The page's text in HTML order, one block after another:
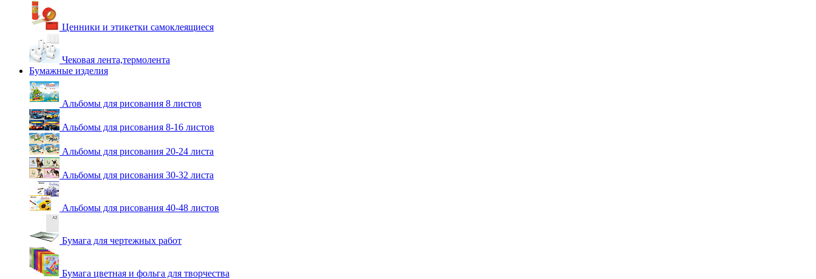
Ценники и этикетки самоклеящиеся
Чековая лента,термолента
Бумажные изделия
Альбомы для рисования 8 листов
Альбомы для рисования 8-16 листов
Альбомы для рисования 20-24 листа
Альбомы для рисования 30-32 листа
Альбомы для рисования 40-48 листов
Бумага для чертежных работ
Бумага цветная и фольга для творчества